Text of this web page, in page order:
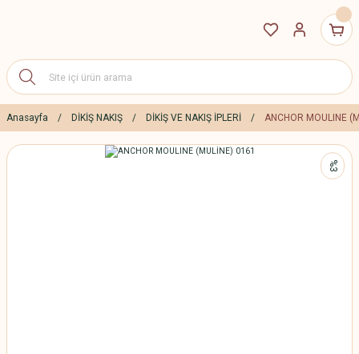
Anasayfa DİKİŞ NAKIŞ DİKİŞ VE NAKIŞ İPLERİ ANCHOR MOULINE
%3